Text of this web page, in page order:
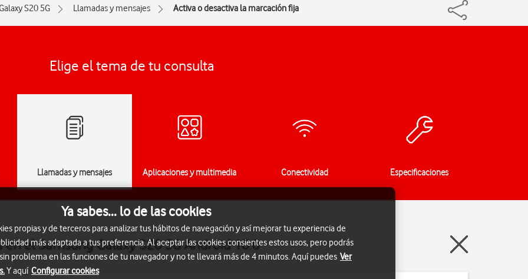
S20 5G Llamadas y mensajes Activa o desactiva la marcación fija
Elige el tema de tu consulta
Llamadas y mensajes Aplicaciones y multimedia Conectividad Especificaciones
el Samsung Galaxy S20 5G Android 10.0
Ya sabes... lo de las cookies
propias y de terceros para analizar tus hábitos de navegación y así mejorar tu experiencia de
más adaptada a tus preferencia. Al aceptar las cookies consientes estos usos, pero podrás
problema en las funciones de tu navegador y no te llevará más de 4 minutos. Aquí puedes Ver
Y aquí Configurar cookies